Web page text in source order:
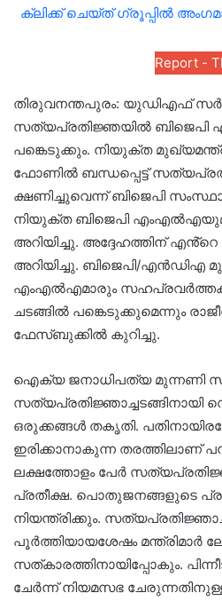
ക്ലിക്ക് ചെയ്ത് ഗ്രൂപ്പിൽ
Report -
തിരുവനന്തപുരം: യുഡിഎഫ്
സത്യപ്രതിജ്ഞയിൽ ബിജെപി
പങ്കെടുക്കും. നിയുക്ത
ഫോണിൽ ബന്ധപ്പെട്ട്
ക്ഷണിച്ചുവെന്ന് ബിജെപി
നിയുക്ത ബിജെപി
അറിയിച്ചു. അദ്ദേഹത്തിന്
അറിയിച്ചു. ബിജെപി/എൻഡിഎ
എംഎൽഎമാരും
ചടങ്ങിൽ പങ്കെടുക്കുമെന്നും
ഫേസ്ബുക്കിൽ കുറിച്ചു.
ഐക്യ ജനാധിപത്യ മുന്നണി
സത്യപ്രതിജ്ഞാച്ചടങ്ങിനായി
ഒരുക്കങ്ങൾ തകൃതി.
ഇരിക്കാനാകുന്ന തരത്തിലാണ്
ലക്ഷത്തോളം പേർ
പ്രതീക്ഷ. പൊതുജനങ്ങളുടെ
നിയന്ത്രിക്കും.
പൂർത്തിയായശേഷം
സത്കാരത്തിനായിപ്പോകും.
ചേർന്ന് നിയമസഭ